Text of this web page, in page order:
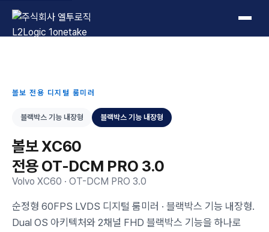
L2Logic 1onetake
볼보 전용 디지털 룸미러
블랙박스 기능 내장형 블랙박스 기능 내장형
볼보 XC60
전용 OT-DCM PRO 3.0
Volvo XC60 · OT-DCM PRO 3.0
순정형 60FPS LVDS 디지털 룸미러 · 블랙박스 기능 내장형.
Dual OS 아키텍처와 2채널 FHD 블랙박스 기능을 하나로